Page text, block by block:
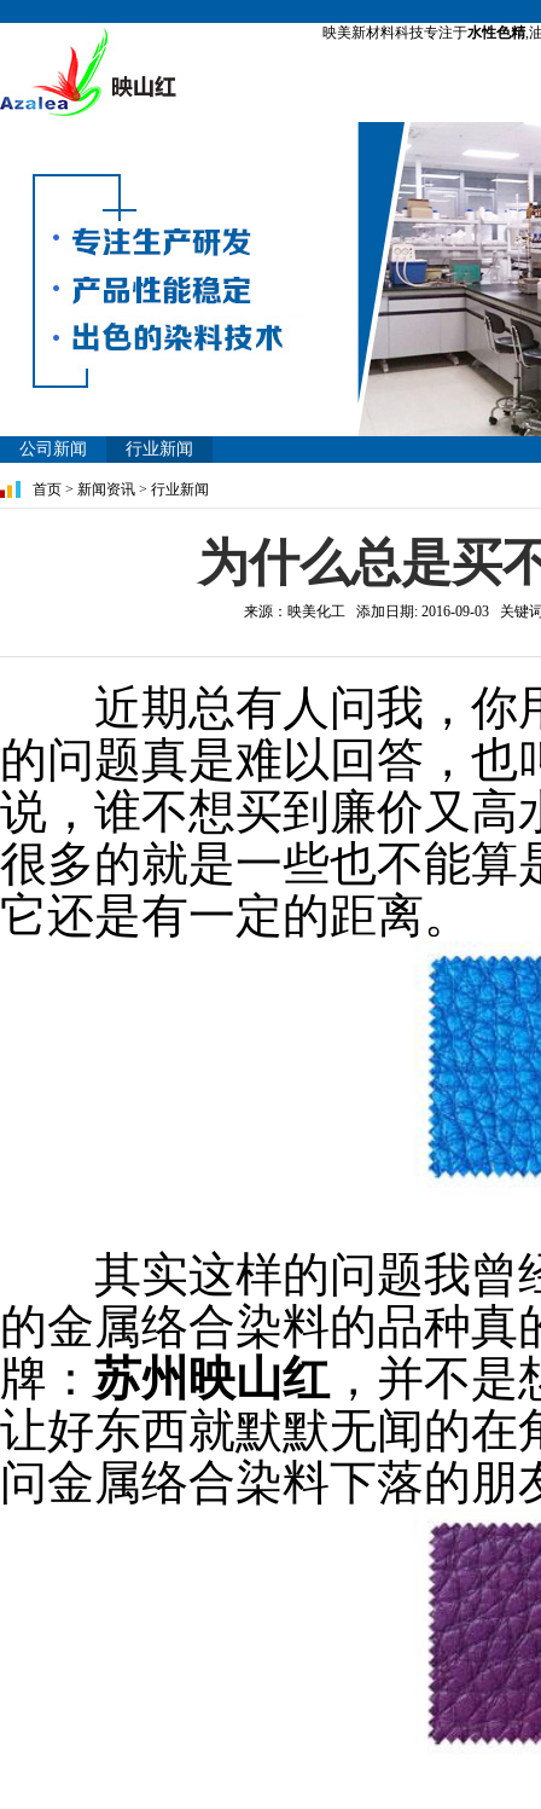
映美新材料科技专注于水性色精,
公司新闻 行业新闻
首页 > 新闻资讯 > 行业新闻
为什么总是买
来源：映美化工 添加日期: 2016-09-03 关键
近期总有人问我，你
的问题真是难以回答，
说，谁不想买到廉价又高
很多的就是一些也不能算
它还是有一定的距离。
其实这样的问题我曾
的金属络合染料的品种
牌： 苏州映山红 ，并不
让好东西就默默无闻的在
问金属络合染料下落的朋